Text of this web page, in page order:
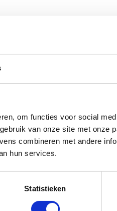
om functies voor social
van onze site met onze
combineren met andere
hun services.
Statistieken
in huis